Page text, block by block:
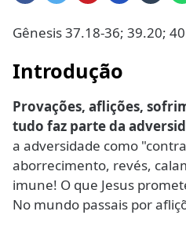
Gênesis 37.18-36; 39.20;
Introdução
Provações, aflições,
tudo faz parte da
a adversidade como
aborrecimento, revés,
imune! O que Jesus
No mundo passais por